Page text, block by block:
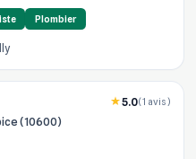
Plombier
(10600)
5.0(1 avis)